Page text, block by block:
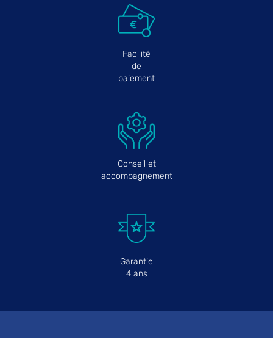
Facilité
de
paiement
Conseil et
accompagnement
Garantie
4 ans